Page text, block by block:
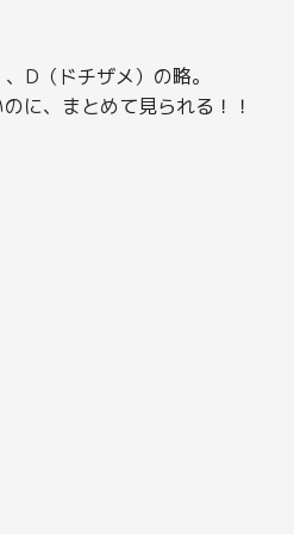
D（ドチザメ）の略。
に、まとめて見られる！！